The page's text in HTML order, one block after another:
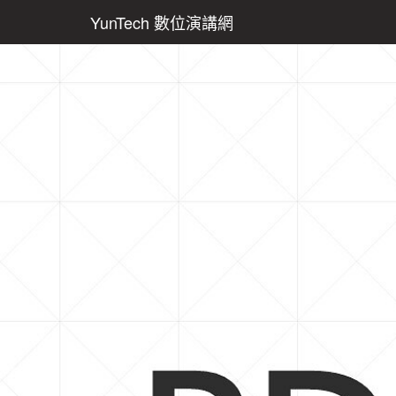
YunTech 數位演講網